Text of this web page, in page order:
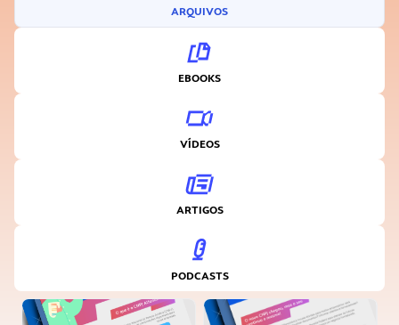
ARQUIVOS
EBOOKS
VÍDEOS
ARTIGOS
PODCASTS